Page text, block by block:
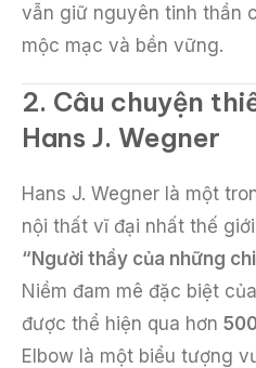
vẫn giữ nguyên tinh thần
mộc mạc và bền vững.
2. Câu chuyện
Hans J. Wegner
Hans J. Wegner là một
nội thất vĩ đại nhất thế
“Người thầy của những
Niềm đam mê đặc biệt
được thể hiện qua hơn
Elbow là một biểu tượng